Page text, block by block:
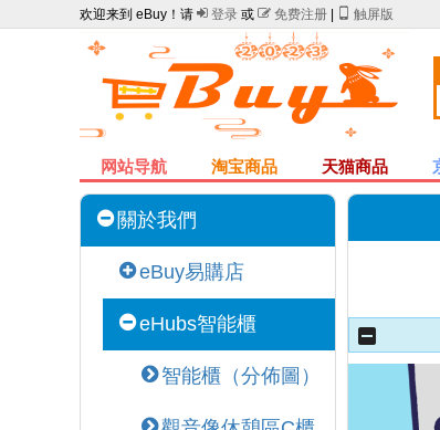
欢迎来到 eBuy！请  登录 或  免费注册 触屏版
网站导航 淘宝商品 天猫商品
關於我們
eBuy易購店
eHubs智能櫃
智能櫃（分佈圖）